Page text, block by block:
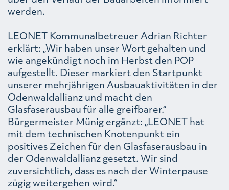
werden.
LEONET Kommunalbetreuer Adrian Richter
erklärt: „Wir haben unser Wort gehalten und
wie angekündigt noch im Herbst den POP
aufgestellt. Dieser markiert den Startpunkt
unserer mehrjährigen Ausbauaktivitäten in der
Odenwaldallianz und macht den
Glasfaserausbau für alle greifbarer.“
Bürgermeister Münig ergänzt: „LEONET hat
mit dem technischen Knotenpunkt ein
positives Zeichen für den Glasfaserausbau in
der Odenwaldallianz gesetzt. Wir sind
zuversichtlich, dass es nach der Winterpause
zügig weitergehen wird.“